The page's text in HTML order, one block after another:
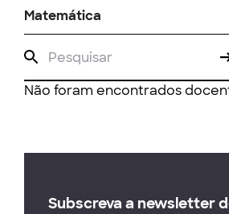
Matemática
Não foram encontrados
Subscreva a newsletter